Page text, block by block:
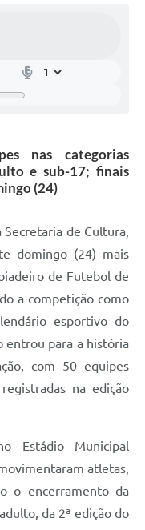
nas categorias
e sub-17; finais
(24)
de Cultura,
domingo (24) mais
de Futebol de
a competição como
esportivo do
entrou para a história
com 50 equipes
na edição
Estádio Municipal
atletas,
o encerramento da
da 2ª edição do